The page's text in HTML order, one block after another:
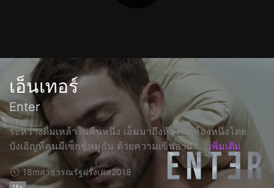
เอ็นเทอร์
Enter
ระหว่างดื่มเหล้าในคืนหนึ่ง เอ็มมาถึงห้องพักห้องหนึ่งโดย
บังเอิญที่คนมีเซ็กซ์หมู่กัน ด้วยความเขินอาย เ... เพิ่มเติม
18mสาธารณรัฐฝรั่งเศส2018